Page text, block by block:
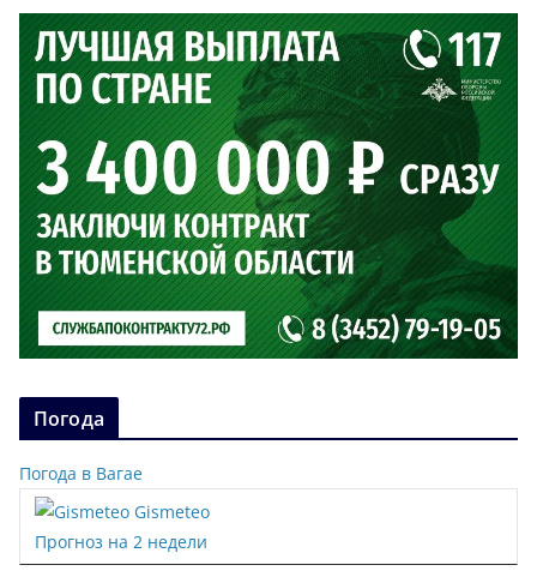
Погода
Погода в Вагае
Gismeteo
Прогноз на 2 недели